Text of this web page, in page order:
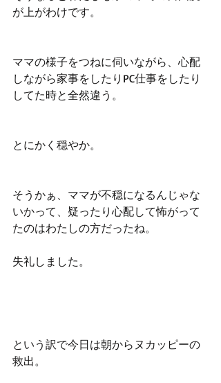
が上がわけです。
ママの様子をつねに伺いながら、心配
しながら家事をしたりPC仕事をしたり
してた時と全然違う。
とにかく穏やか。
そうかぁ、ママが不穏になるんじゃな
いかって、疑ったり心配して怖がって
たのはわたしの方だったね。
失礼しました。
という訳で今日は朝からヌカッピーの
救出。